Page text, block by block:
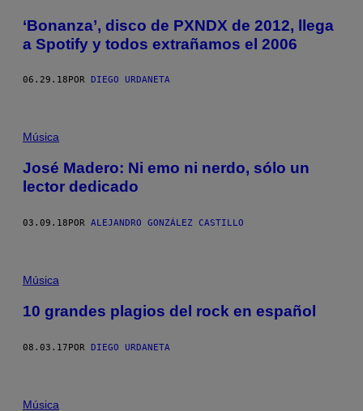
‘Bonanza’, disco de PXNDX de 2012, llega
a Spotify y todos extrañamos el 2006
06.29.18 POR DIEGO URDANETA
Música
José Madero: Ni emo ni nerdo, sólo un
lector dedicado
03.09.18POR ALEJANDRO GONZÁLEZ CASTILLO
Música
10 grandes plagios del rock en español
08.03.17POR DIEGO URDANETA
Música